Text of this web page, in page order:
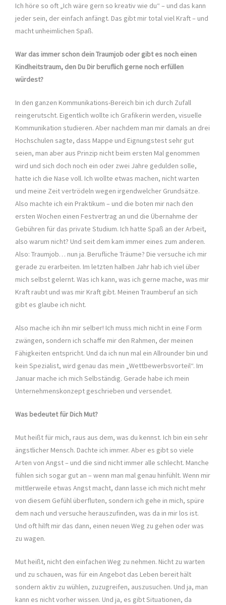
Ich höre so oft „Ich wäre gern so kreativ wie du“ – und das kann
jeder sein, der einfach anfängt. Das gibt mir total viel Kraft – und
macht unheimlichen Spaß.
War das immer schon dein Traumjob oder gibt es noch einen
Kindheitstraum, den Du Dir beruflich gerne noch erfüllen
würdest?
In den ganzen Kommunikations-Bereich bin ich durch Zufall
reingerutscht. Eigentlich wollte ich Grafikerin werden, visuelle
Kommunikation studieren. Aber nachdem man mir damals an drei
Hochschulen sagte, dass Mappe und Eignungstest sehr gut
seien, man aber aus Prinzip nicht beim ersten Mal genommen
wird und sich doch noch ein oder zwei Jahre gedulden solle,
hatte ich die Nase voll. Ich wollte etwas machen, nicht warten
und meine Zeit vertrödeln wegen irgendwelcher Grundsätze.
Also machte ich ein Praktikum – und die boten mir nach den
ersten Wochen einen Festvertrag an und die Übernahme der
Gebühren für das private Studium. Ich hatte Spaß an der Arbeit,
also warum nicht? Und seit dem kam immer eines zum anderen.
Also: Traumjob… nun ja. Berufliche Träume? Die versuche ich mir
gerade zu erarbeiten. Im letzten halben Jahr hab ich viel über
mich selbst gelernt. Was ich kann, was ich gerne mache, was mir
Kraft raubt und was mir Kraft gibt. Meinen Traumberuf an sich
gibt es glaube ich nicht.
Also mache ich ihn mir selber! Ich muss mich nicht in eine Form
zwängen, sondern ich schaffe mir den Rahmen, der meinen
Fähigkeiten entspricht. Und da ich nun mal ein Allrounder bin und
kein Spezialist, wird genau das mein „Wettbewerbsvorteil“. Im
Januar mache ich mich Selbständig. Gerade habe ich mein
Unternehmenskonzept geschrieben und versendet.
Was bedeutet für Dich Mut?
Mut heißt für mich, raus aus dem, was du kennst. Ich bin ein sehr
ängstlicher Mensch. Dachte ich immer. Aber es gibt so viele
Arten von Angst – und die sind nicht immer alle schlecht. Manche
fühlen sich sogar gut an – wenn man mal genau hinfühlt. Wenn mir
mittlerweile etwas Angst macht, dann lasse ich mich nicht mehr
von diesem Gefühl überfluten, sondern ich gehe in mich, spüre
dem nach und versuche herauszufinden, was da in mir los ist.
Und oft hilft mir das dann, einen neuen Weg zu gehen oder was
zu wagen.
Mut heißt, nicht den einfachen Weg zu nehmen. Nicht zu warten
und zu schauen, was für ein Angebot das Leben bereit hält
sondern aktiv zu wühlen, zuzugreifen, auszusuchen. Und ja, man
kann es nicht vorher wissen. Und ja, es gibt Situationen, da